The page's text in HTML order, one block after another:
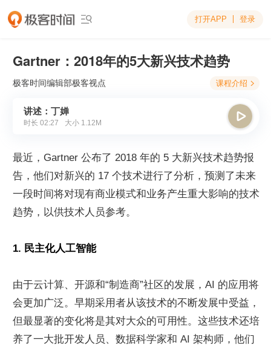
 打开APP 登录
Gartner：2018年的5大新兴技术趋势
极客时间编辑部极客视点 课程介绍 
讲述：丁婵
时长 02:27 大小 1.12M

最近，Gartner 公布了 2018 年的 5 大新兴技术趋势报
告，他们对新兴的 17 个技术进行了分析，预测了未来
一段时间将对现有商业模式和业务产生重大影响的技术
趋势，以供技术人员参考。
1. 民主化人工智能
由于云计算、开源和“制造商”社区的发展，AI 的应用将
会更加广泛。早期采用者从该技术的不断发展中受益，
但最显著的变化将是其对大众的可用性。这些技术还培
养了一大批开发人员、数据科学家和 AI 架构师，他们